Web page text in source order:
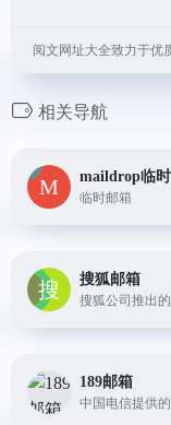
阅文网址大全致力于优
相关导航
maildrop临
临时邮箱
搜狐邮箱
189邮箱